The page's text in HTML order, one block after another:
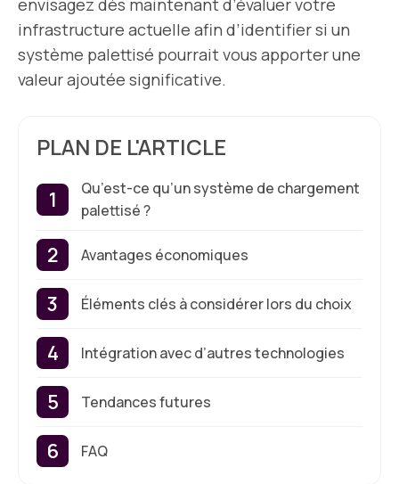
envisagez dès maintenant d’évaluer votre
infrastructure actuelle afin d’identifier si un
système palettisé pourrait vous apporter une
valeur ajoutée significative.
PLAN DE L'ARTICLE
Qu’est-ce qu’un système de chargement
palettisé ?
Avantages économiques
Éléments clés à considérer lors du choix
Intégration avec d’autres technologies
Tendances futures
FAQ